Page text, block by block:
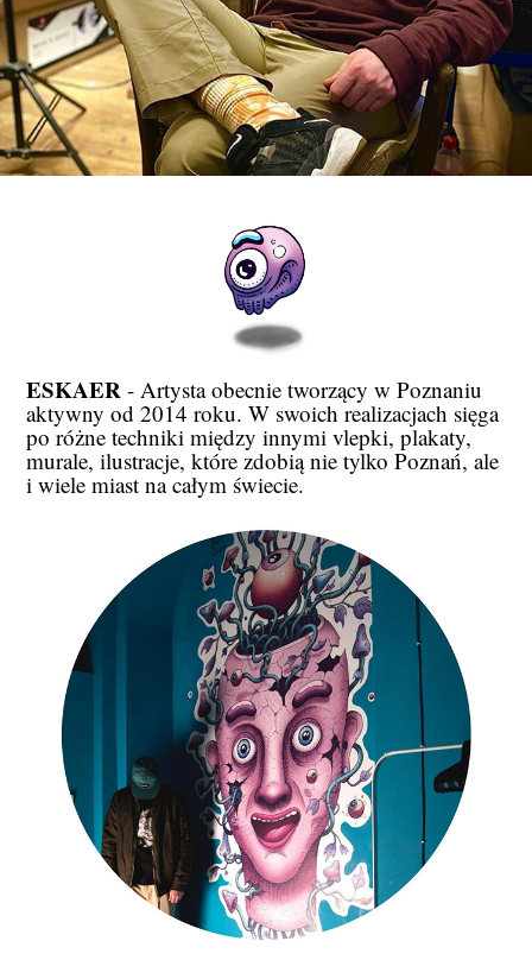
ESKAER - Artysta obecnie tworzący w Poznaniu
aktywny od 2014 roku. W swoich realizacjach sięga
po różne techniki między innymi vlepki, plakaty,
murale, ilustracje, które zdobią nie tylko Poznań, ale
i wiele miast na całym świecie.